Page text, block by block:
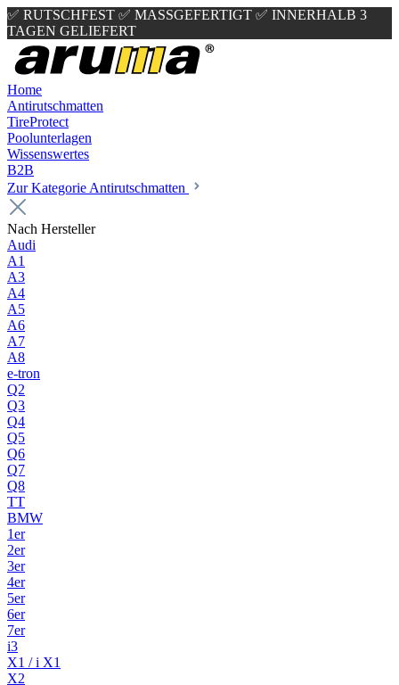
✅ RUTSCHFEST ✅ MASSGEFERTIGT ✅ INNERHALB 3
TAGEN GELIEFERT
Home
Antirutschmatten
TireProtect
Poolunterlagen
Wissenswertes
B2B
Zur Kategorie Antirutschmatten
Nach Hersteller
Audi
A1
A3
A4
A5
A6
A7
A8
e-tron
Q2
Q3
Q4
Q5
Q6
Q7
Q8
TT
BMW
1er
2er
3er
4er
5er
6er
7er
i3
X1 / i X1
X2